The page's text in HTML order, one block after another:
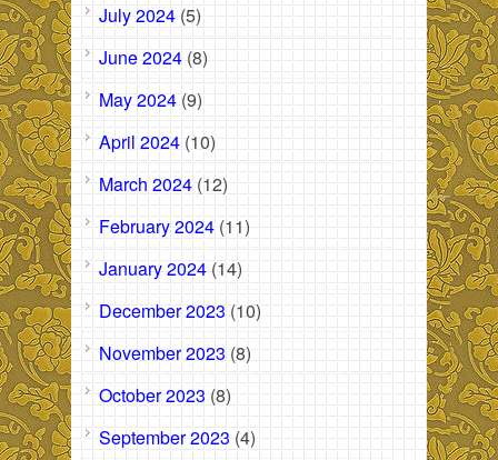
July 2024 (5)
June 2024 (8)
May 2024 (9)
April 2024 (10)
March 2024 (12)
February 2024 (11)
January 2024 (14)
December 2023 (10)
November 2023 (8)
October 2023 (8)
September 2023 (4)